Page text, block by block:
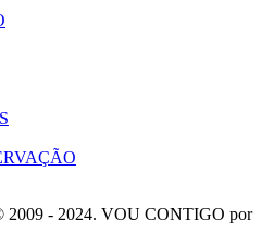
2009 - 2024. VOU CONTIGO por